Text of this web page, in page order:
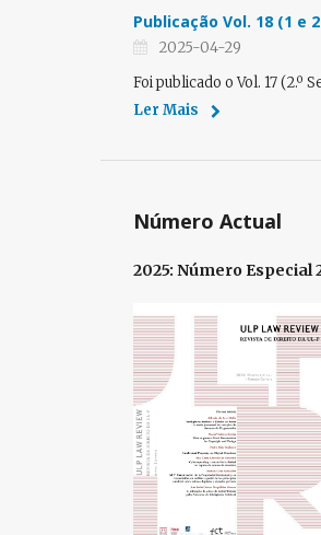
Publicação Vol. 18 (1 e
2025-04-29
Foi publicado o Vol. 17 (2.º
Ler Mais
Número Actual
2025: Número Especial